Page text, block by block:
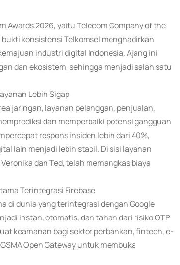
Awards 2026, yaitu Telecom Company of the
konsistensi Telkomsel menghadirkan
industri digital Indonesia. Ajang ini
dan ekosistem, sehingga menjadi salah satu
Lebih Sigap
jaringan, layanan pelanggan, penjualan,
dan memperbaiki potensi gangguan
respons insiden lebih dari 40%,
lain menjadi lebih stabil. Di sisi layanan
dan Ted, telah memangkas biaya
Terintegrasi Firebase
di dunia yang terintegrasi dengan Google
instan, otomatis, dan tahan dari risiko OTP
keamanan bagi sektor perbankan, fintech, e-
Open Gateway untuk membuka